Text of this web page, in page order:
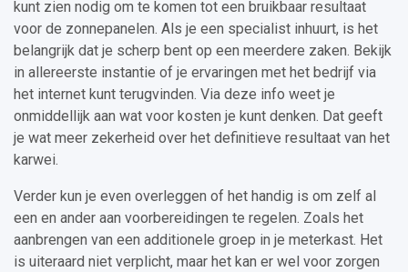
kunt zien nodig om te komen tot een bruikbaar resultaat
voor de zonnepanelen. Als je een specialist inhuurt, is het
belangrijk dat je scherp bent op een meerdere zaken. Bekijk
in allereerste instantie of je ervaringen met het bedrijf via
het internet kunt terugvinden. Via deze info weet je
onmiddellijk aan wat voor kosten je kunt denken. Dat geeft
je wat meer zekerheid over het definitieve resultaat van het
karwei.
Verder kun je even overleggen of het handig is om zelf al
een en ander aan voorbereidingen te regelen. Zoals het
aanbrengen van een additionele groep in je meterkast. Het
is uiteraard niet verplicht, maar het kan er wel voor zorgen